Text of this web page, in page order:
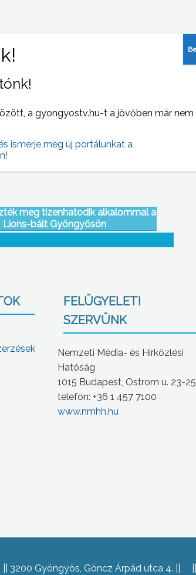
KRESZ-táblákat kereshetnek a
meg tizenhatodik alkalommal a
Lions-bált Gyöngyösön
FELÜGYELETI
SZERVÜNK
Nemzeti Média- és Hírközlési
Hatóság
1015 Budapest, Ostrom u. 23-25
telefon: +36 1 457 7100
www.nmhh.hu
3200 Gyöngyös, Göncz Árpád utca 4.
a gyongyostv.hu-t a jövőben már nem
ismerje meg új portálunkat a